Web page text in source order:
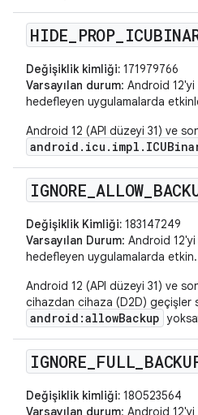
HIDE PROP_
Değişiklik kimliği: 171979766
Varsayılan durum: Android 12'yi
hedefleyen uygulamalarda
Android 12 (API düzeyi 31) ve
IGNORE ALLOW
Değişiklik Kimliği: 183147249
Varsayılan Durum: Android
hedefleyen uygulamalarda etkin.
Android 12 (API düzeyi 31) ve
cihazdan cihaza (D2D) geçişler
android:allowBackup
IGNORE FULL
Değişiklik kimliği: 180523564
Varsayılan durum: Android 12'yi